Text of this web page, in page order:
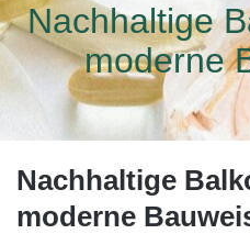
Nachhaltige
moderne
Nachhaltige
moderne